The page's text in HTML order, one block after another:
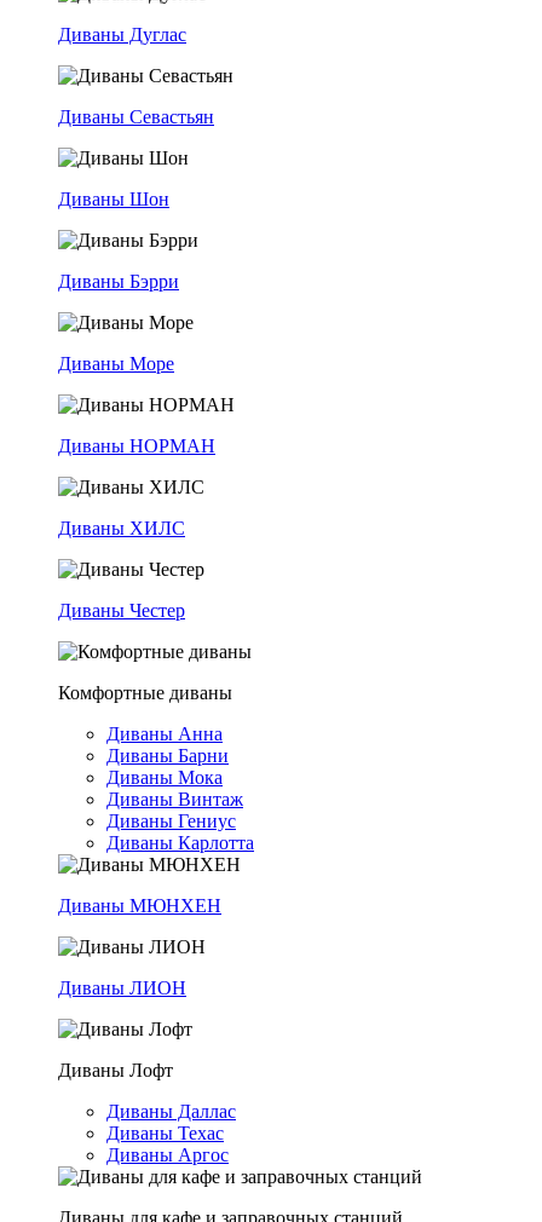
Диваны Дуглас
Диваны Севастьян
Диваны Шон
Диваны Бэрри
Диваны Море
Диваны НОРМАН
Диваны ХИЛС
Диваны Честер
Комфортные диваны
Диваны Анна
Диваны Барни
Диваны Мока
Диваны Винтаж
Диваны Гениус
Диваны Карлотта
Диваны МЮНХЕН
Диваны ЛИОН
Диваны Лофт
Диваны Даллас
Диваны Техас
Диваны Аргос
Диваны для кафе и заправочных станций